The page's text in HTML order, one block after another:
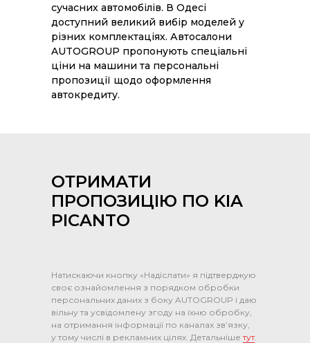
сучасних автомобілів. В Одесі
доступний великий вибір моделей у
різних комплектаціях. Автосалони
AUTOGROUP пропонують спеціальні
ціни на машини та персональні
пропозиції щодо оформлення
автокредиту.
Натискаючи кнопку «Надіслати» я підтверджую
своє ознайомлення з порядком обробки
персональних даних з боку AUTOGROUP і даю
вільну та усвідомлену згоду на їхню обробку,
на отримання інформації по каналах зв’язку,
у тому числі в рекламних цілях. Детальнішетут.
ОТРИМАТИ
ПРОПОЗИЦІЮ ПО KIA
PICANTO